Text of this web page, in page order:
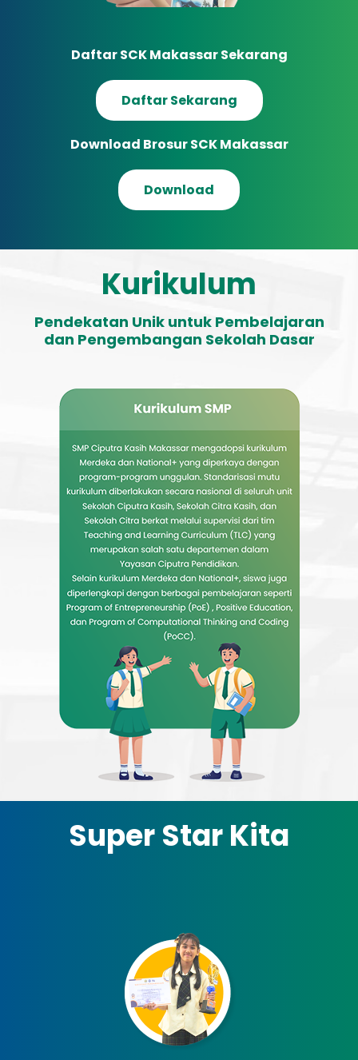
Daftar SCK Makassar Sekarang
Daftar Sekarang
Download Brosur SCK Makassar
Download
Kurikulum
Pendekatan Unik untuk Pembelajaran
dan Pengembangan Sekolah Dasar
Super Star Kita